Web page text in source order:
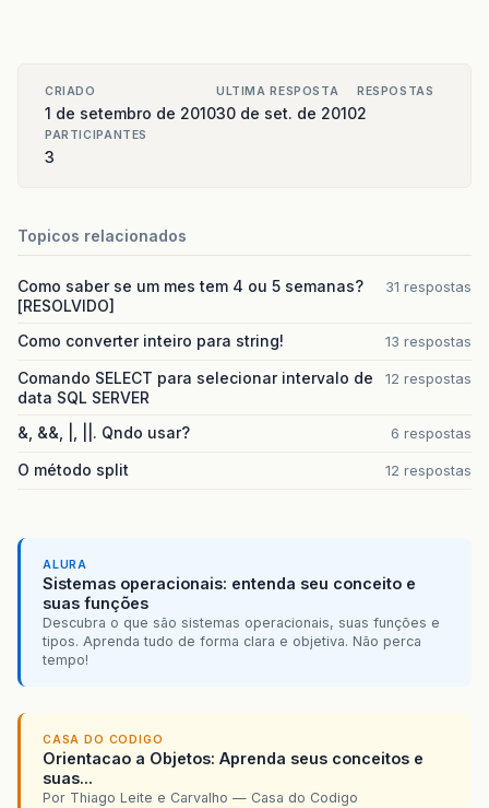
CRIADO
1 de setembro de 2010
ULTIMA RESPOSTA
30 de set. de 2010
RESPOSTAS
2
PARTICIPANTES
3
Topicos relacionados
Como saber se um mes tem 4 ou 5 semanas?
[RESOLVIDO]
31 respostas
Como converter inteiro para string! 13 respostas
Comando SELECT para selecionar intervalo de
data SQL SERVER
12 respostas
&, &&, |, ||. Qndo usar? 6 respostas
O método split 12 respostas
ALURA
Sistemas operacionais: entenda seu conceito e
suas funções
Descubra o que são sistemas operacionais, suas funções e
tipos. Aprenda tudo de forma clara e objetiva. Não perca
tempo!
CASA DO CODIGO
Orientacao a Objetos: Aprenda seus conceitos e
suas...
Por Thiago Leite e Carvalho — Casa do Codigo